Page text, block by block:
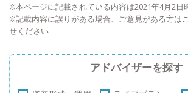
※本ページに記載されている内容は2021年4月2日
※記載内容に誤りがある場合、ご意見がある方は
せください
アドバイザーを探す